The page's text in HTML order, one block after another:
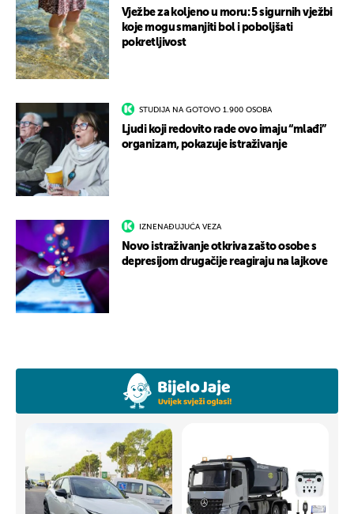
Vježbe za koljeno u moru: 5 sigurnih vježbi
koje mogu smanjiti bol i poboljšati
pokretljivost
STUDIJA NA GOTOVO 1.900 OSOBA
Ljudi koji redovito rade ovo imaju “mlađi”
organizam, pokazuje istraživanje
IZNENAĐUJUĆA VEZA
Novo istraživanje otkriva zašto osobe s
depresijom drugačije reagiraju na lajkove